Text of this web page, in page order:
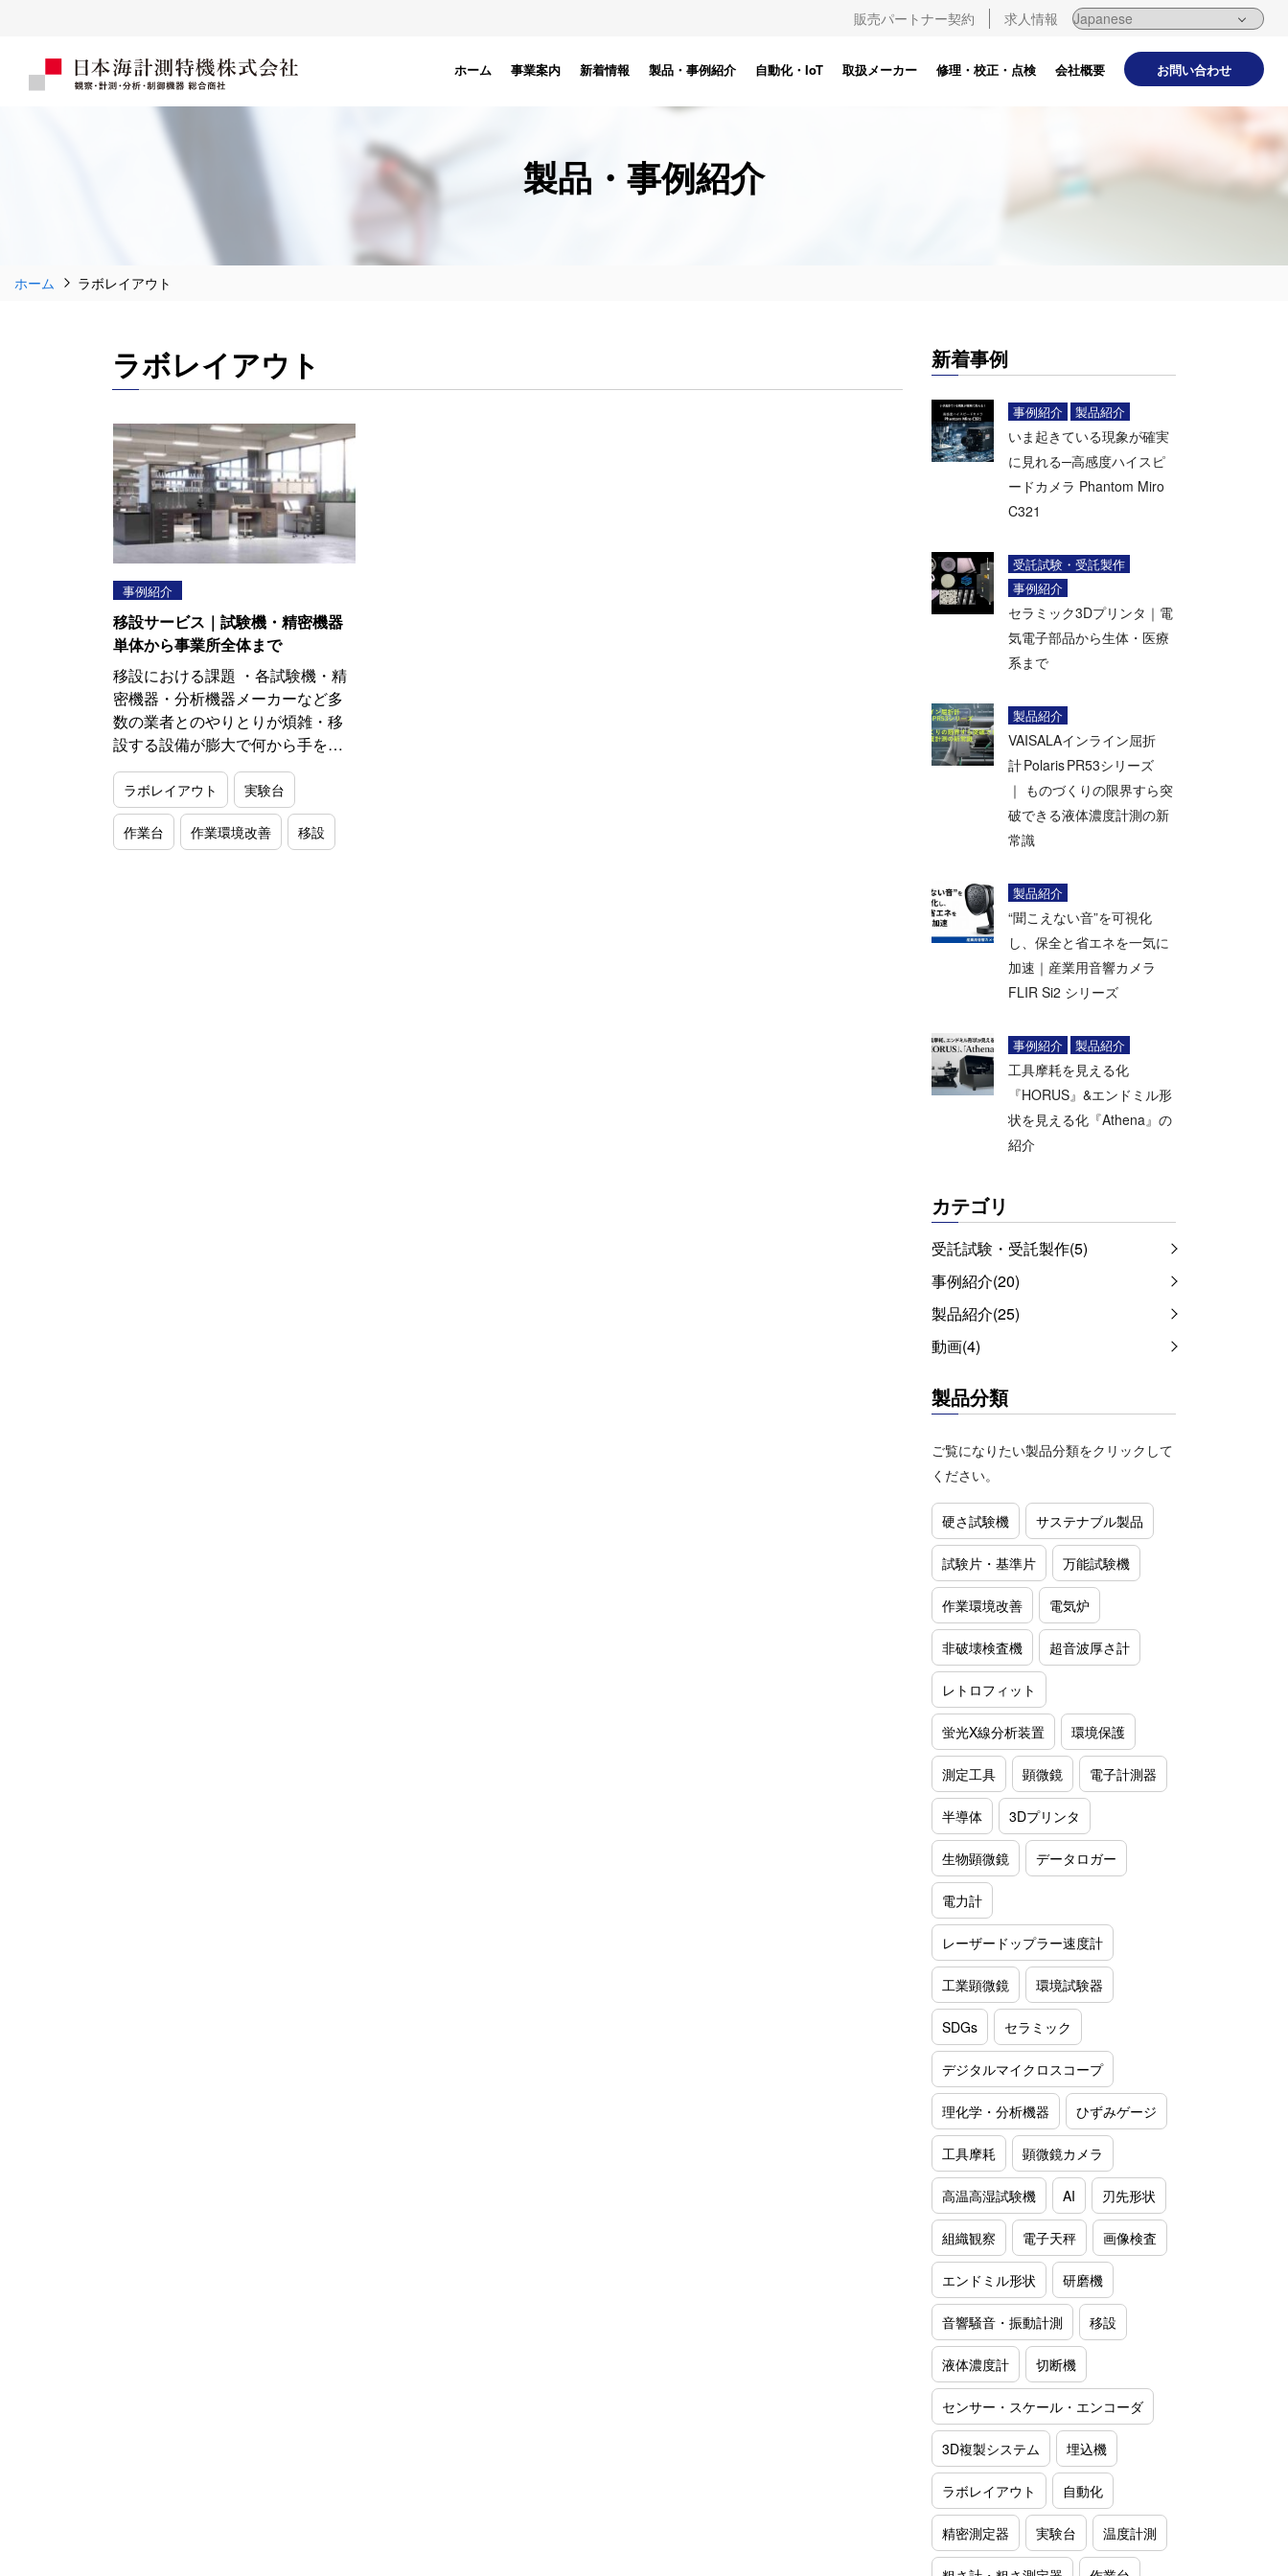
販売パートナー契約 求人情報
ホーム 事業案内 新着情報 製品・事例紹介 自動化・IoT 取扱メーカー 修理・校正・点検 会社概要 お問い合わせ
製品・事例紹介
ホーム ラボレイアウト
ラボレイアウト
事例紹介
移設サービス｜試験機・精密機器
単体から事業所全体まで
移設における課題 ・各試験機・精
密機器・分析機器メーカーなど多
数の業者とのやりとりが煩雑・移
設する設備が膨大で何から手を…
ラボレイアウト 実験台
作業台 作業環境改善 移設
新着事例
事例紹介 製品紹介
いま起きている現象が確実
に見れる─高感度ハイスピ
ードカメラ Phantom Miro
C321
受託試験・受託製作
事例紹介
セラミック3Dプリンタ｜電
気電子部品から生体・医療
系まで
製品紹介
VAISALAインライン屈折
計 Polaris PR53シリーズ
｜ ものづくりの限界すら突
破できる液体濃度計測の新
常識
製品紹介
“聞こえない音”を可視化
し、保全と省エネを一気に
加速｜産業用音響カメラ
FLIR Si2 シリーズ
事例紹介 製品紹介
工具摩耗を見える化
『HORUS』&エンドミル形
状を見える化『Athena』の
紹介
カテゴリ
受託試験・受託製作(5)
事例紹介(20)
製品紹介(25)
動画(4)
製品分類
ご覧になりたい製品分類をクリックして
ください。
硬さ試験機 サステナブル製品
試験片・基準片 万能試験機
作業環境改善 電気炉
非破壊検査機 超音波厚さ計
レトロフィット
蛍光X線分析装置 環境保護
測定工具 顕微鏡 電子計測器
半導体 3Dプリンタ
生物顕微鏡 データロガー
電力計
レーザードップラー速度計
工業顕微鏡 環境試験器
SDGs セラミック
デジタルマイクロスコープ
理化学・分析機器 ひずみゲージ
工具摩耗 顕微鏡カメラ
高温高湿試験機 AI 刃先形状
組織観察 電子天秤 画像検査
エンドミル形状 研磨機
音響騒音・振動計測 移設
液体濃度計 切断機
センサー・スケール・エンコーダ
3D複製システム 埋込機
ラボレイアウト 自動化
精密測定器 実験台 温度計測